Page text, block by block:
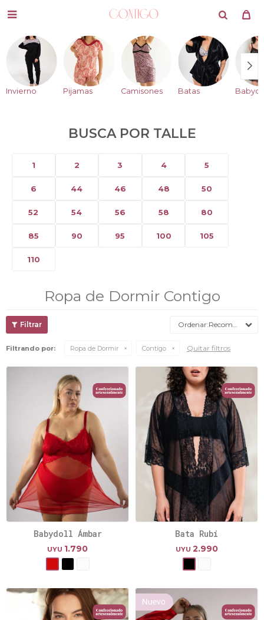

Invierno Pijamas Camisones Batas
BUSCA POR TALLE
1 2 3 4 5
6 44 46 48 50
52 54 56 58 80
85 90 95 100 105
110
Ropa de Dormir Contigo
Recomendados
Filtrando por: Ropa de Dormir Contigo Quitar filtros
Babydoll Ámbar
UYU 1.790
Bata Rubí
UYU 2.990